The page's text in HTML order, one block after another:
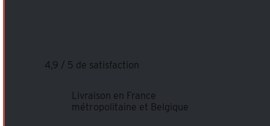
4,9 / 5 de satisfaction
Livraison en France
métropolitaine et Belgique